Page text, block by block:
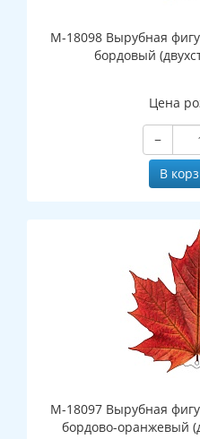
М-18098 Вырубная
бордовый
Цена
−
В
М-18097 Вырубная
бордово-оранжевый